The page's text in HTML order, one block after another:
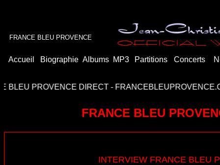
FRANCE BLEU PROVENCE
Accueil Biographie Albums MP3 Partitions Concerts
PROVENCE DIRECT -FRANCEBLEUPROVENCE.COM-
FRANCE BLEU
INTERVIEW FRANCE BLEU